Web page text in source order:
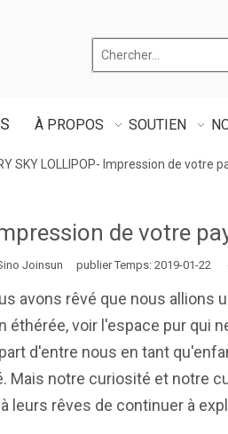
À PROPOS SOUTIEN
SKY LOLLIPOP- Impression de votre
de votre
Joinsun publier Temps: 2019-01-22
avons rêvé que nous allions
voir l'espace pur qui
d'entre nous en tant
Mais notre curiosité et notre
leurs rêves de continuer à